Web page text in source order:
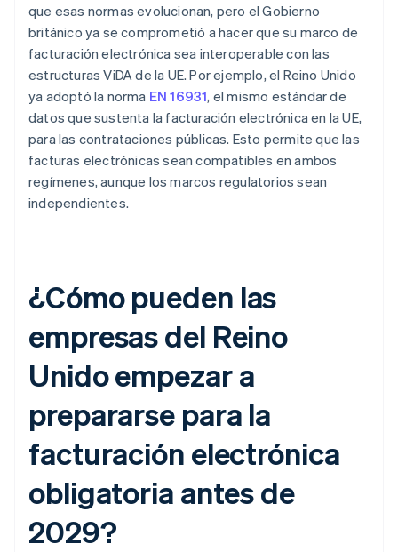
que esas normas evolucionan, pero el Gobierno
británico ya se comprometió a hacer que su marco de
facturación electrónica sea interoperable con las
estructuras ViDA de la UE. Por ejemplo, el Reino Unido
ya adoptó la norma EN 16931, el mismo estándar de
datos que sustenta la facturación electrónica en la UE,
para las contrataciones públicas. Esto permite que las
facturas electrónicas sean compatibles en ambos
regímenes, aunque los marcos regulatorios sean
independientes.
¿Cómo pueden las
empresas del Reino
Unido empezar a
prepararse para la
facturación electrónica
obligatoria antes de
2029?